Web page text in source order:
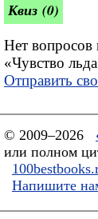
Квиз (0)
Нет вопросов
«Чувство
Отправить
© 2009–2026
или полном
Напишите